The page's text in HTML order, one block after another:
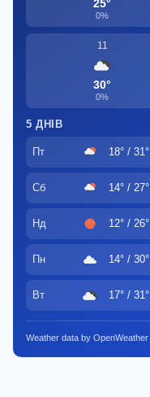
25°
0%
11
30°
0%
5 ДНІВ
Пт 18° / 31°
Сб 14° / 27°
Нд 12° / 26°
Пн 14° / 30°
Вт 17° / 31°
Weather data by OpenWeather